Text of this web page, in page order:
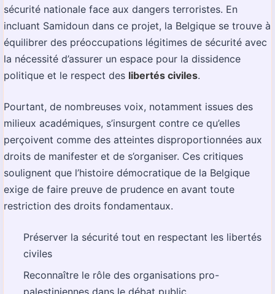
sécurité nationale face aux dangers terroristes. En
incluant Samidoun dans ce projet, la Belgique se trouve à
équilibrer des préoccupations légitimes de sécurité avec
la nécessité d’assurer un espace pour la dissidence
politique et le respect des libertés civiles.
Pourtant, de nombreuses voix, notamment issues des
milieux académiques, s’insurgent contre ce qu’elles
perçoivent comme des atteintes disproportionnées aux
droits de manifester et de s’organiser. Ces critiques
soulignent que l’histoire démocratique de la Belgique
exige de faire preuve de prudence en avant toute
restriction des droits fondamentaux.
Préserver la sécurité tout en respectant les libertés
civiles
Reconnaître le rôle des organisations pro-